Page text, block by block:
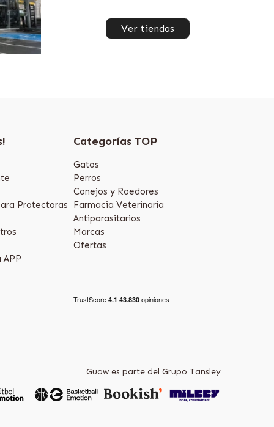
Ver tiendas
Protectoras
APP
Categorías TOP
Gatos
Perros
Conejos y Roedores
Farmacia Veterinaria
Antiparasitarios
Marcas
Ofertas
Guaw es parte del Grupo Tansley